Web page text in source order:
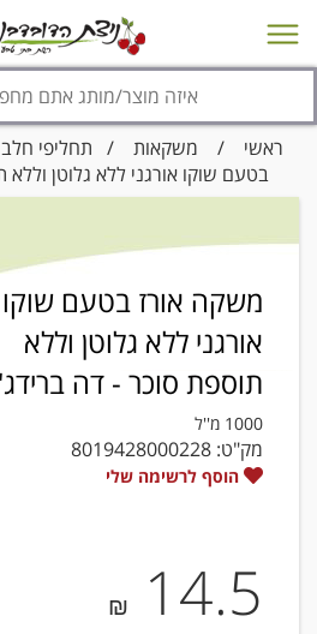
מבצעים סניפים צור קשר/
ראשי / משקאות / תחליפי
בטעם שוקו אורגני ללא גלוטן
משקה אורז בטעם שוקו
אורגני ללא גלוטן וללא
תוספת סוכר - דה ברידג'
1000 מ''ל
מק"ט: 8019428000228
הוסף לרשימה שלי
14.5
₪